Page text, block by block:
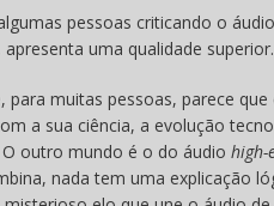
pessoas criticando o
uma qualidade superior.
para muitas pessoas, parece
a sua ciência, a evolução
outro mundo é o do áudio high-
nada tem uma explicação